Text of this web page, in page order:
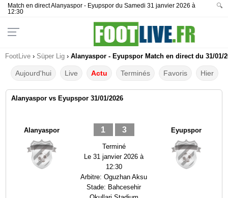
Match en direct Alanyaspor - Eyupspor du Samedi 31 janvier 2026 à
12:30
🔍
FootLive › Süper Lig › Alanyaspor - Eyupspor Match en direct du 31/01/
Aujourd'hui Live Actu Terminés Favoris Hier
Alanyaspor vs Eyupspor 31/01/2026
Alanyaspor 1 3
Terminé
Le31 janvier 2026 à
12:30
Arbitre:Oguzhan Aksu
Stade: Bahcesehir
Eyupspor